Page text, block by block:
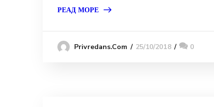
РЕАД МОРЕ
Privredans.com 25/10/2018 0